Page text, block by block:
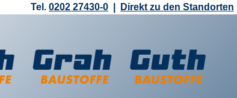
Tel. 0202 27430-0 Direkt zu den Standorten